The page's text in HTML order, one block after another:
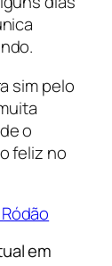
sim pelo
o
feliz no
em